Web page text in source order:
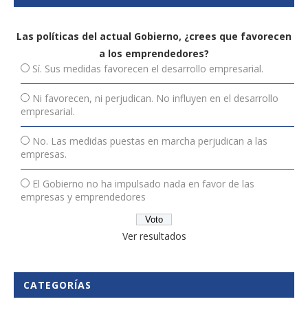
Las políticas del actual Gobierno, ¿crees que favorecen
a los emprendedores?
Sí. Sus medidas favorecen el desarrollo empresarial.
Ni favorecen, ni perjudican. No influyen en el desarrollo
empresarial.
No. Las medidas puestas en marcha perjudican a las
empresas.
El Gobierno no ha impulsado nada en favor de las
empresas y emprendedores
Ver resultados
CATEGORÍAS